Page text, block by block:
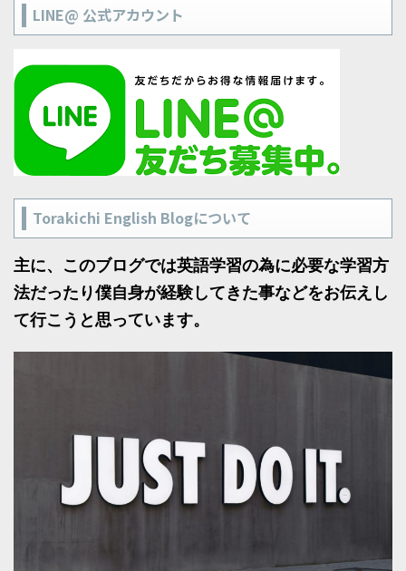
LINE@ 公式アカウント
Torakichi English Blogについて
主に、このブログでは英語学習の為に必要な学習方
法だったり僕自身が経験してきた事などをお伝えし
て行こうと思っています。